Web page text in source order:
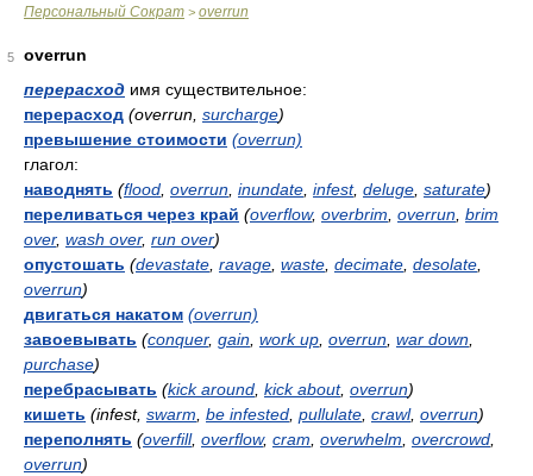
Персональный Сократ > overrun
5
overrun
перерасход имя существительное:
перерасход (overrun, surcharge)
превышение стоимости (overrun)
глагол:
наводнять (flood overrun inundate infest, deluge saturate)
переливаться через край (overflow, overbrim overrun brim
over, wash over, run over)
опустошать (devastate ravage waste decimate desolate
overrun)
двигаться накатом (overrun)
завоевывать (conquer, gain work up overrun war down
purchase)
перебрасывать (kick around kick about, overrun)
кишеть (infest, swarm be infested pullulate crawl, overrun)
переполнять (overfill, overflow, cram overwhelm overcrowd
overrun)